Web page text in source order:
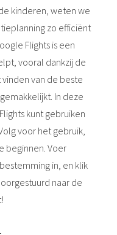
kinderen, weten we
zo efficiënt
Flights is een
vooral dankzij de
van de beste
In deze
kunt gebruiken
voor het gebruik,
beginnen. Voer
in, en klik
naar de